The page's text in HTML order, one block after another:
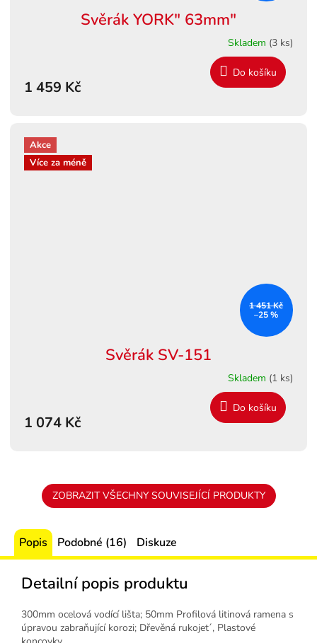
Svěrák YORK" 63mm"
Skladem (3 ks)
1 459 Kč
Do košíku
Akce
Více za méně
1 451 Kč
–25 %
Svěrák SV-151
Skladem (1 ks)
1 074 Kč
Do košíku
ZOBRAZIT VŠECHNY SOUVISEJÍCÍ PRODUKTY
Popis Podobné (16) Diskuze
Detailní popis produktu
300mm ocelová vodící lišta; 50mm Profilová litinová ramena s
úpravou zabraňující korozi; Dřevěná rukojet´, Plastové